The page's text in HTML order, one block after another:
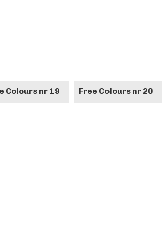
Colours nr 19 Free Colours nr 20